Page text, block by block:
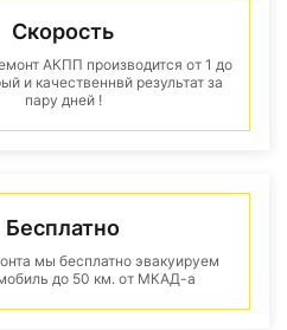
Скорость
АКПП производится от 1 до
и качественнвй результат за
пару дней !
Бесплатно
мы бесплатно эвакуируем
до 50 км. от МКАД-а